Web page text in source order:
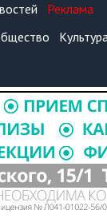
Реклама